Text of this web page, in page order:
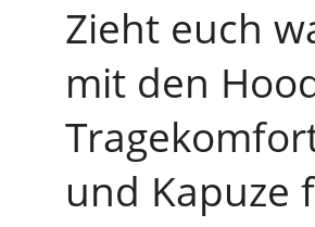
Zieht euch
mit den
und Kapuze